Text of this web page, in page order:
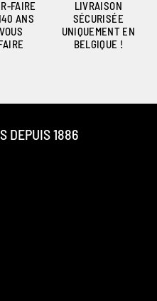
FAIRE
ANS
LIVRAISON
SÉCURISÉE
UNIQUEMENT EN
BELGIQUE !
DEPUIS 1886